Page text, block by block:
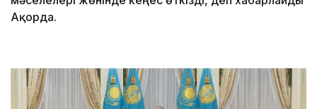
Ақорда.